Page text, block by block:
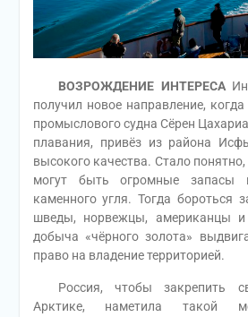
ВОЗРОЖДЕНИЕ ИНТЕРЕСА
получил новое направление,
промыслового судна Сёрен
плавания, привёз из района
высокого качества. Стало
могут быть огромные запасы
каменного угля. Тогда бороться
шведы, норвежцы, американцы и
добыча «чёрного золота»
право на владение территорией.
Россия, чтобы закрепить
Арктике, наметила такой